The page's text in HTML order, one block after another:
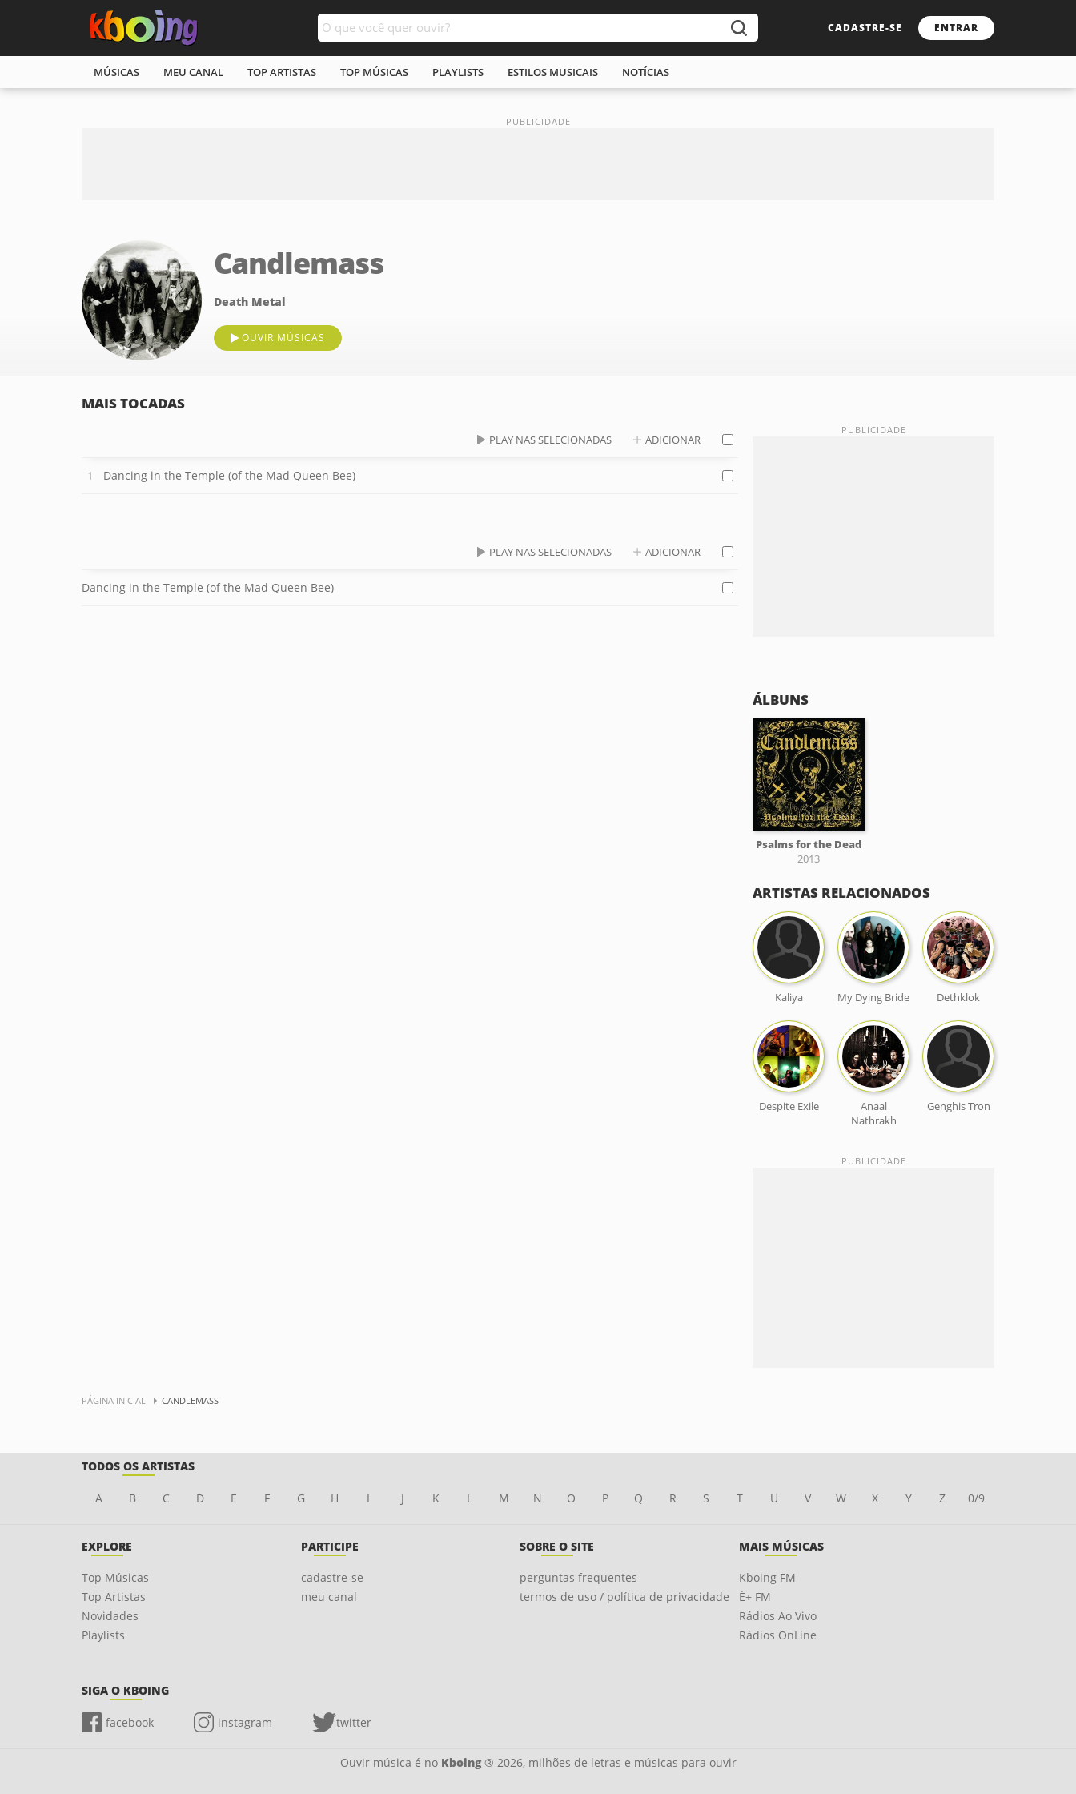
CADASTRE-SE ENTRAR
MÚSICAS MEU CANAL TOP ARTISTAS TOP MÚSICAS PLAYLISTS ESTILOS MUSICAIS NOTÍCIAS
Candlemass
Death Metal
OUVIR MÚSICAS
MAIS TOCADAS
PLAY NAS SELECIONADAS ADICIONAR
Dancing in the Temple (of the Mad Queen Bee)
PLAY NAS SELECIONADAS ADICIONAR
Dancing in the Temple (of the Mad Queen Bee)
ÁLBUNS
Psalms for the Dead
2013
ARTISTAS RELACIONADOS
Kaliya My Dying Bride Dethklok
Despite Exile
Anaal
Nathrakh
Genghis Tron
PÁGINA INICIAL CANDLEMASS
TODOS OS ARTISTAS
A B C D E F G H I J K L M N O P Q R S T U V W X Y Z 0/9
EXPLORE
Top Músicas
Top Artistas
Novidades
Playlists
PARTICIPE
cadastre-se
meu canal
SOBRE O SITE
perguntas frequentes
termos de uso / política de privacidade
MAIS MÚSICAS
Kboing FM
É+ FM
Rádios Ao Vivo
Rádios OnLine
SIGA O KBOING
facebook instagram twitter
Ouvir música é no Kboing® 2026, milhões de letras e músicas para ouvir